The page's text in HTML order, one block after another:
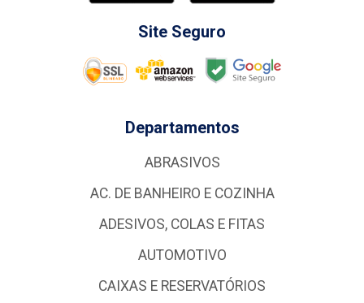
Site Seguro
Departamentos
ABRASIVOS
AC. DE BANHEIRO E COZINHA
ADESIVOS, COLAS E FITAS
AUTOMOTIVO
CAIXAS E RESERVATÓRIOS